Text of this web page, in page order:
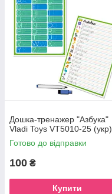
Дошка-тренажер "Азбука"
Vladi Toys VT5010-25 (укр)
Готово до відправки
100 ₴
Купити